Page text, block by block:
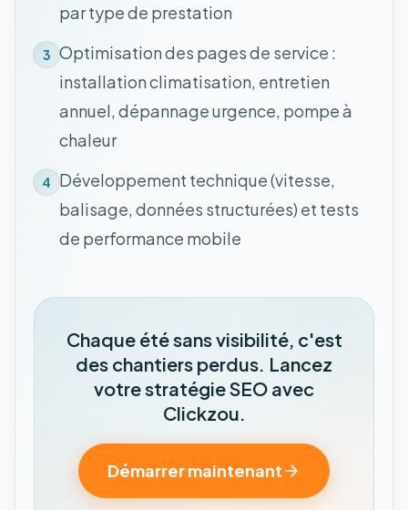
par type de prestation
3 Optimisation des pages de service :
installation climatisation, entretien
annuel, dépannage urgence, pompe à
chaleur
4 Développement technique (vitesse,
balisage, données structurées) et tests
de performance mobile
Chaque été sans visibilité, c'est
des chantiers perdus. Lancez
votre stratégie SEO avec
Clickzou.
Démarrer maintenant